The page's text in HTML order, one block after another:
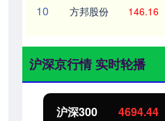
10 方邦股份 146.16
沪深京行情 实时轮播
沪深300 4694.44